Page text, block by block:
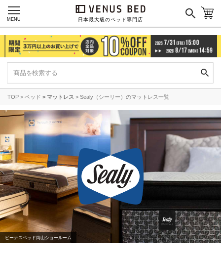
日本最大級のベッド専門店
MENU
TOP ベッド マットレス Sealy（シーリー）のマットレス一覧
ビーナスベッド岡山ショールーム